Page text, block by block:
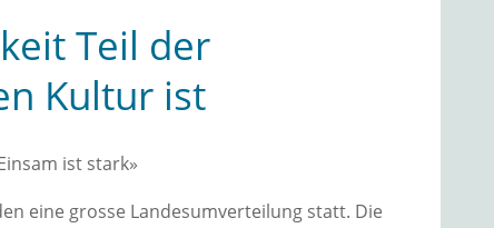
Teil der
Kultur ist
ist stark»
eine grosse Landesumverteilung statt. Die